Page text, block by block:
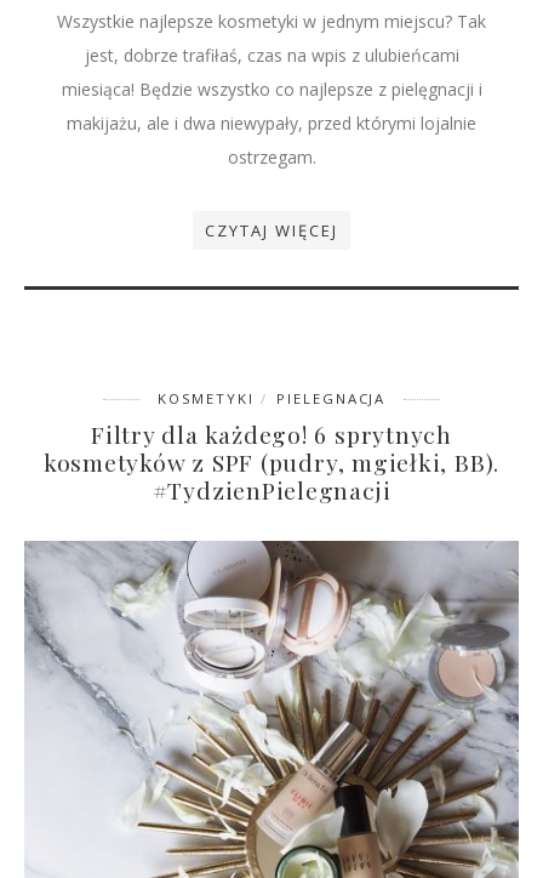
Wszystkie najlepsze kosmetyki w jednym miejscu? Tak
jest, dobrze trafiłaś, czas na wpis z ulubieńcami
miesiąca! Będzie wszystko co najlepsze z pielęgnacji i
makijażu, ale i dwa niewypały, przed którymi lojalnie
ostrzegam.
CZYTAJ WIĘCEJ
KOSMETYKI PIELEGNACJA
Filtry dla każdego! 6 sprytnych
kosmetyków z SPF (pudry, mgiełki, BB).
#TydzienPielegnacji